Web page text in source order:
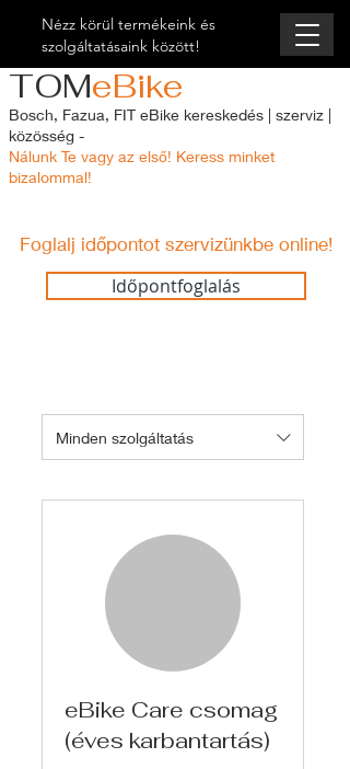
Nézz körül termékeink és
szolgáltatásaink között!
TOMeBike
Bosch, Fazua, FIT eBike kereskedés | szerviz |
közösség -
Nálunk Te vagy az első! Keress minket
bizalommal!
Foglalj időpontot szervizünkbe online!
Időpontfoglalás
Minden szolgáltatás
eBike Care csomag
(éves karbantartás)